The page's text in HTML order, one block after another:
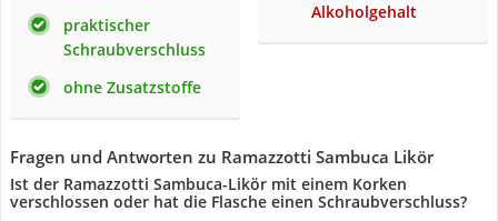
praktischer
Schraubverschluss
ohne Zusatzstoffe
Alkoholgehalt
Fragen und Antworten zu Ramazzotti Sambuca Likör
Ist der Ramazzotti Sambuca-Likör mit einem Korken
verschlossen oder hat die Flasche einen Schraubverschluss?